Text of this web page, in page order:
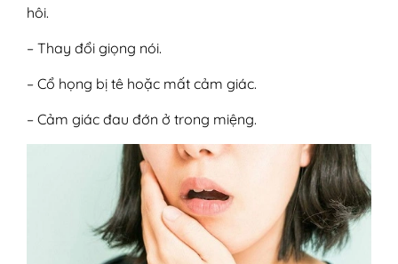
hôi.
– Thay đổi giọng nói.
– Cổ họng bị tê hoặc mất cảm giác.
– Cảm giác đau đớn ở trong miệng.